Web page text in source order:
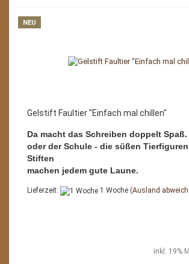
NEU
Gelstift Faultier "Einfach mal chillen"
Da macht das Schreiben doppelt
oder der Schule - die süßen
Stiften
machen jedem gute Laune.
Lieferzeit: 1 Woche (Ausland
inkl. 19%